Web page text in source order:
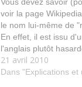
voir la page
le nom lui-même de
En effet, il est issu
l'anglais plutôt
notion de "virtual
tant…
21 avril 2010
Dans "Explications et